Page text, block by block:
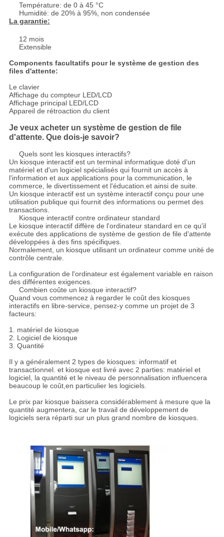
Température: de 0 à 45 °C
Humidité: de 20% à 95%, non condensée
La garantie:
12 mois
Extensible
Components facultatifs pour le système de gestion des
files d'attente:
Le clavier
Affichage du compteur LED/LCD
Affichage principal LED/LCD
Appareil de rétroaction du client
Je veux acheter un système de gestion de file
d'attente. Que dois-je savoir?
Quels sont les kiosques interactifs?
Un kiosque interactif est un terminal informatique doté d'un
matériel et d'un logiciel spécialisés qui fournit un accès à
l'information et aux applications pour la communication, le
commerce, le divertissement et l'éducation.et ainsi de suite.
Un kiosque interactif est un système interactif conçu pour une
utilisation publique qui fournit des informations ou permet des
transactions.
Kiosque interactif contre ordinateur standard
Le kiosque interactif diffère de l'ordinateur standard en ce qu'il
exécute des applications de système de gestion de file d'attente
développées à des fins spécifiques.
Normalement, un kiosque utilisant un ordinateur comme unité de
contrôle centrale.
La configuration de l'ordinateur est également variable en raison
des différentes exigences.
Combien coûte un kiosque interactif?
Quand vous commencez à regarder le coût des kiosques
interactifs en libre-service, pensez-y comme un projet de 3
facteurs:
1. matériel de kiosque
2. Logiciel de kiosque
3. Quantité
Il y a généralement 2 types de kiosques: informatif et
transactionnel. et kiosque est livré avec 2 parties: matériel et
logiciel, la quantité et le niveau de personnalisation influencera
beaucoup le coût,en particulier les logiciels.
Le prix par kiosque baissera considérablement à mesure que la
quantité augmentera, car le travail de développement de
logiciels sera réparti sur un plus grand nombre de kiosques.